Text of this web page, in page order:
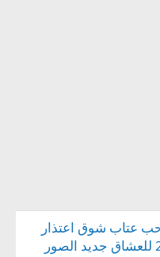
عتاب شوق اعتذار